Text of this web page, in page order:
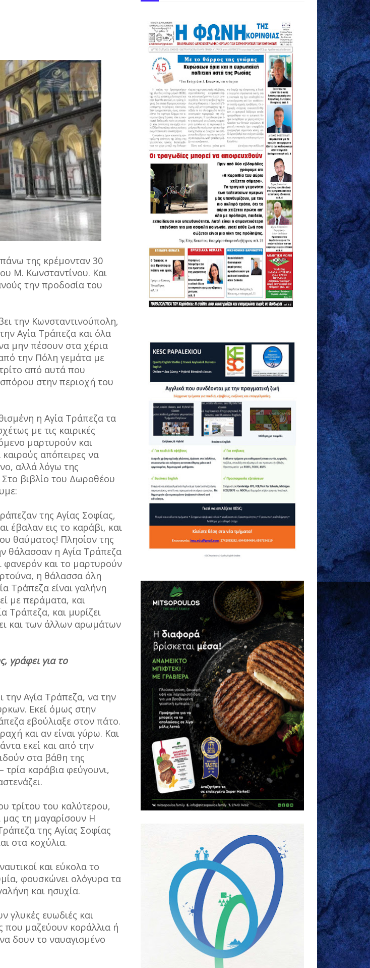
της κρέμονταν 30
Μ. Κωνσταντίνου. Και
την προδοσία του
την Κωνσταντινούπολη,
Αγία Τράπεζα και όλα
μην πέσουν στα χέρια
την Πόλη γεμάτα με
από αυτά που
στην περιοχή του
η Αγία Τράπεζα τα
με τις καιρικές
μαρτυρούν και
απόπειρες να
αλλά λόγω της
βιβλίο του Δωροθέου
της Αγίας Σοφίας,
έβαλαν εις το καράβι, και
θαύματος! Πλησίον της
θάλασσαν η Αγία Τράπεζα
φανερόν και το μαρτυρούν
η θάλασσα όλη
Τράπεζα είναι γαλήνη
με περάματα, και
Τράπεζα, και μυρίζει
και των άλλων αρωμάτων
γράφει για το
Αγία Τράπεζα, να την
Εκεί όμως στην
εβούλιαξε στον πάτο.
και αν είναι γύρω. Και
εκεί και από την
στα βάθη της
τρία καράβια φεύγουνι,
τρίτου του καλύτερου,
μας τη μαγαρίσουν Η
της Αγίας Σοφίας
στα κοχύλια.
και εύκολα το
φουσκώνει ολόγυρα τα
και ησυχία.
γλυκές ευωδιές και
που μαζεύουν κοράλλια ή
δουν το ναυαγισμένο